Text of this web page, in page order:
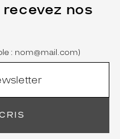
nos
: nom@mail.com)